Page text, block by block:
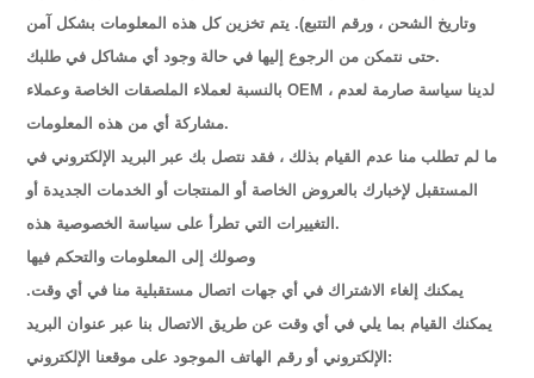
وتاريخ الشحن ، ورقم التتبع). يتم تخزين كل هذه المعلومات بشكل آمن
حتى نتمكن من الرجوع إليها في حالة وجود أي مشاكل في طلبك.
بالنسبة لعملاء الملصقات الخاصة وعملاء OEM ، لدينا سياسة صارمة لعدم
مشاركة أي من هذه المعلومات.
ما لم تطلب منا عدم القيام بذلك ، فقد نتصل بك عبر البريد الإلكتروني في
المستقبل لإخبارك بالعروض الخاصة أو المنتجات أو الخدمات الجديدة أو
التغييرات التي تطرأ على سياسة الخصوصية هذه.
وصولك إلى المعلومات والتحكم فيها
يمكنك إلغاء الاشتراك في أي جهات اتصال مستقبلية منا في أي وقت.
يمكنك القيام بما يلي في أي وقت عن طريق الاتصال بنا عبر عنوان البريد
الإلكتروني أو رقم الهاتف الموجود على موقعنا الإلكتروني: